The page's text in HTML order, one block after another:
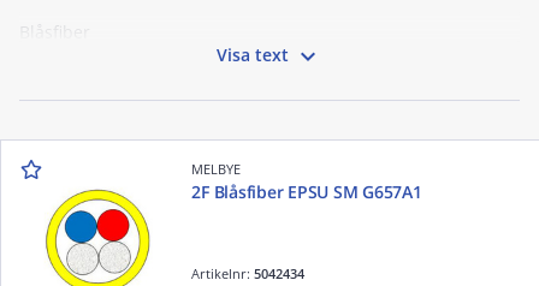
Blåsfiber
Visa text 
MELBYE
2F Blåsfiber EPSU SM G657A1
Artikelnr:5042434